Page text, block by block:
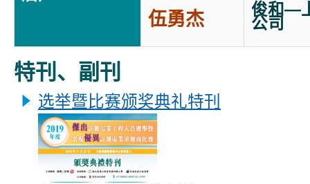
伍勇杰 俊和—
公司
特刊、副刊
选举暨比赛颁奖典礼特刊